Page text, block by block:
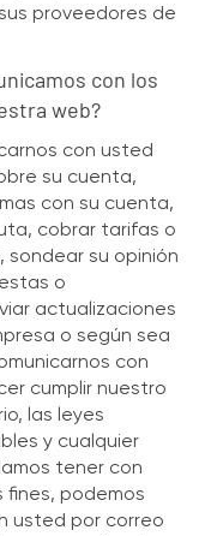
proveedores de
con los
web?
con usted
su cuenta,
con su cuenta,
cobrar tarifas o
sondear su opinión
o
actualizaciones
o según sea
con
cumplir nuestro
las leyes
y cualquier
tener con
fines, podemos
usted por correo